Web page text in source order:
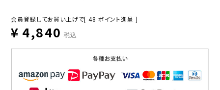
会員登録してお買い上げで[ 48 ポイント進呈 ]
¥ 4,840 税込